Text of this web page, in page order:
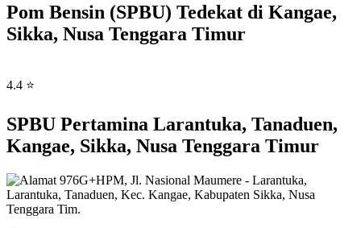
Pom Bensin (SPBU) Tedekat di Kangae,
Sikka, Nusa Tenggara Timur
4.4 ⭐
SPBU Pertamina Larantuka, Tanaduen,
Kangae, Sikka, Nusa Tenggara Timur
976G+HPM, Jl. Nasional Maumere - Larantuka,
Larantuka, Tanaduen, Kec. Kangae, Kabupaten Sikka, Nusa
Tenggara Tim.